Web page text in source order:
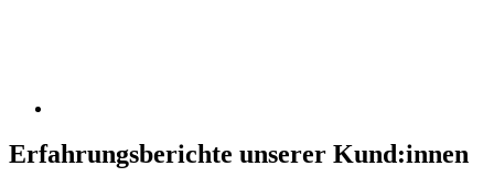
Erfahrungsberichte unserer Kund:innen